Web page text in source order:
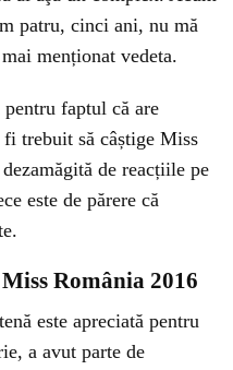
patru, cinci ani, nu mă
menționat vedeta.
faptul că are
trebuit să câștige Miss
de reacțiile pe
este de părere că
România 2016
este apreciată pentru
a avut parte de